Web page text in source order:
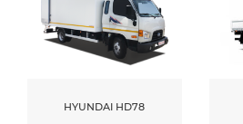
HYUNDAI HD78